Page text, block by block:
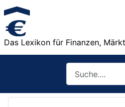
Das Lexikon für Finanzen,